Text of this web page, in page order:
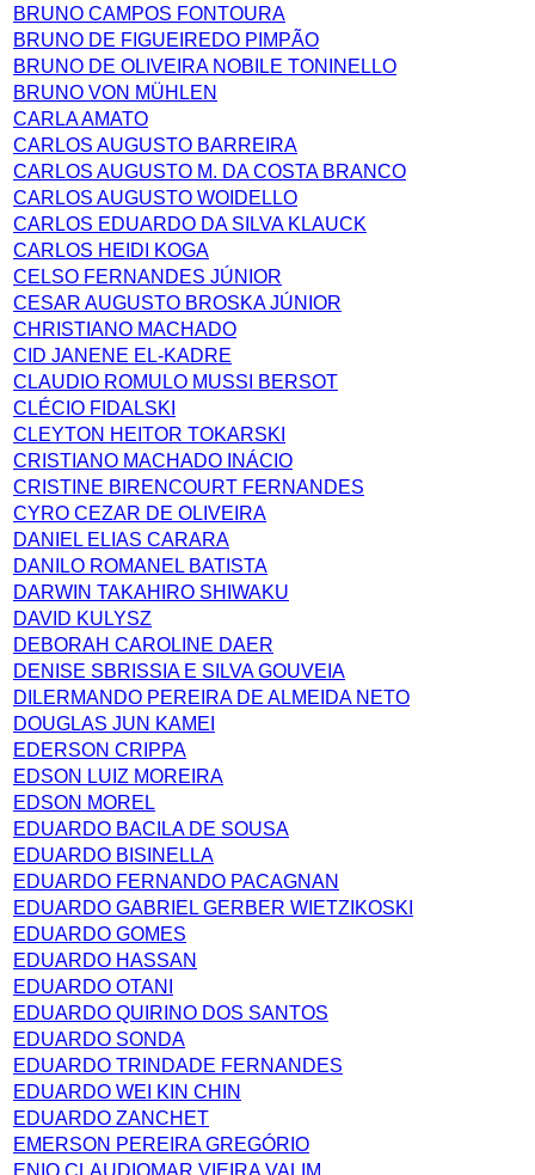
BRUNO CAMPOS FONTOURA
BRUNO DE FIGUEIREDO PIMPÃO
BRUNO DE OLIVEIRA NOBILE TONINELLO
BRUNO VON MÜHLEN
CARLA AMATO
CARLOS AUGUSTO BARREIRA
CARLOS AUGUSTO M. DA COSTA BRANCO
CARLOS AUGUSTO WOIDELLO
CARLOS EDUARDO DA SILVA KLAUCK
CARLOS HEIDI KOGA
CELSO FERNANDES JÚNIOR
CESAR AUGUSTO BROSKA JÚNIOR
CHRISTIANO MACHADO
CID JANENE EL-KADRE
CLAUDIO ROMULO MUSSI BERSOT
CLÉCIO FIDALSKI
CLEYTON HEITOR TOKARSKI
CRISTIANO MACHADO INÁCIO
CRISTINE BIRENCOURT FERNANDES
CYRO CEZAR DE OLIVEIRA
DANIEL ELIAS CARARA
DANILO ROMANEL BATISTA
DARWIN TAKAHIRO SHIWAKU
DAVID KULYSZ
DEBORAH CAROLINE DAER
DENISE SBRISSIA E SILVA GOUVEIA
DILERMANDO PEREIRA DE ALMEIDA NETO
DOUGLAS JUN KAMEI
EDERSON CRIPPA
EDSON LUIZ MOREIRA
EDSON MOREL
EDUARDO BACILA DE SOUSA
EDUARDO BISINELLA
EDUARDO FERNANDO PACAGNAN
EDUARDO GABRIEL GERBER WIETZIKOSKI
EDUARDO GOMES
EDUARDO HASSAN
EDUARDO OTANI
EDUARDO QUIRINO DOS SANTOS
EDUARDO SONDA
EDUARDO TRINDADE FERNANDES
EDUARDO WEI KIN CHIN
EDUARDO ZANCHET
EMERSON PEREIRA GREGÓRIO
ENIO CLAUDIOMAR VIEIRA VALIM